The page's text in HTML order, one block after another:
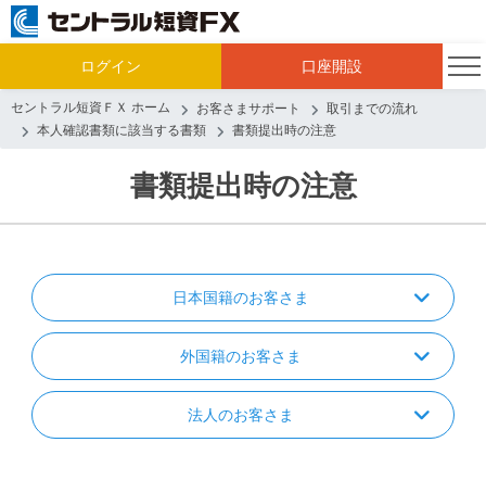
ログイン 口座開設
セントラル短資ＦＸ ホーム お客さまサポート
取引までの流れ
本人確認書類に該当する書類
書類提出時の注意
書類提出時の注意
日本国籍のお客さま
外国籍のお客さま
法人のお客さま